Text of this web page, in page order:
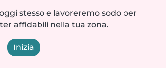
stesso e lavoreremo sodo per
affidabili nella tua zona.
Inizia